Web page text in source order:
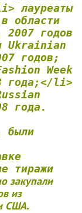
лауреаты
области
2007 годов
Ukrainian
годов;
Week
года;</li>
года.
были
тиражи
закупали
из
США.